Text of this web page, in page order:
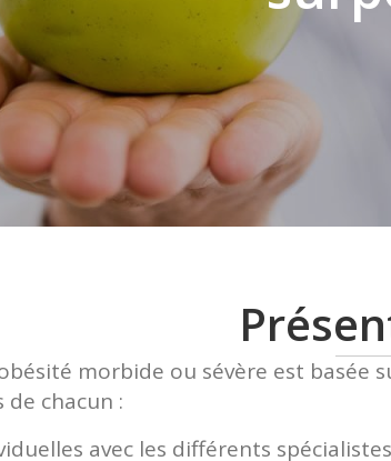
morbide ou sévère est
chacun :
avec les différents spécialistes